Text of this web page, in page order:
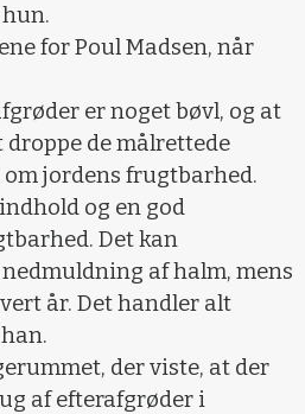
for Poul Madsen, når
er noget bøvl, og at
de målrettede
jordens frugtbarhed.
og en god
Det kan
af halm, mens
år. Det handler alt
der viste, at der
af efterafgrøder i